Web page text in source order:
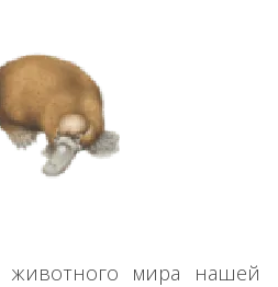
животного мира нашей